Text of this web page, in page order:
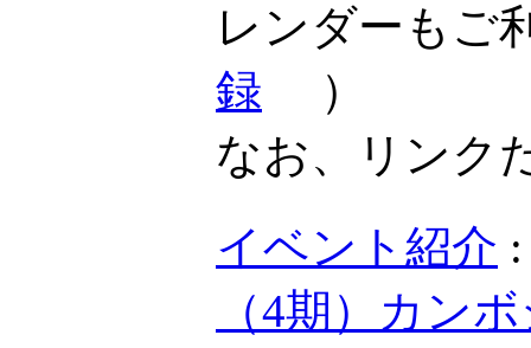
レンダーもご
録 ）
なお、リンク
イベント紹介
（4期）カン